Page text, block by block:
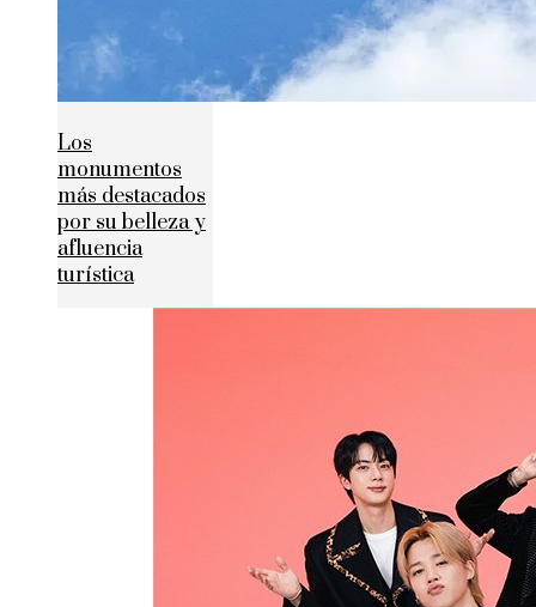
Los
monumentos
más destacados
por su belleza y
afluencia
turística